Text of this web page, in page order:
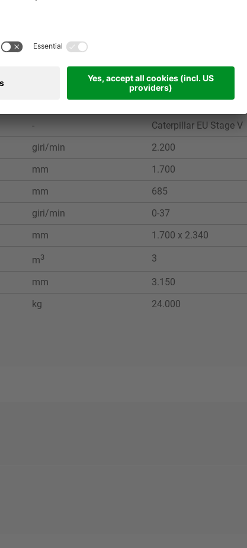
310
416
-
Caterpillar EU Stage V
giri/min
2.200
mm
1.700
mm
685
giri/min
0-37
mm 1.700 x 2.340
m3 3
mm
3.150
kg 24.000